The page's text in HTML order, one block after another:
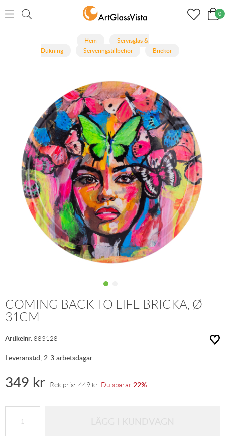
0
Hem
Servisglas &
Dukning
Serveringstillbehör Brickor
COMING BACK TO LIFE BRICKA, Ø
31CM
Artikelnr: 883128
Leveranstid, 2-3 arbetsdagar.
349 kr Rek.pris: 449 kr Du sparar 22%